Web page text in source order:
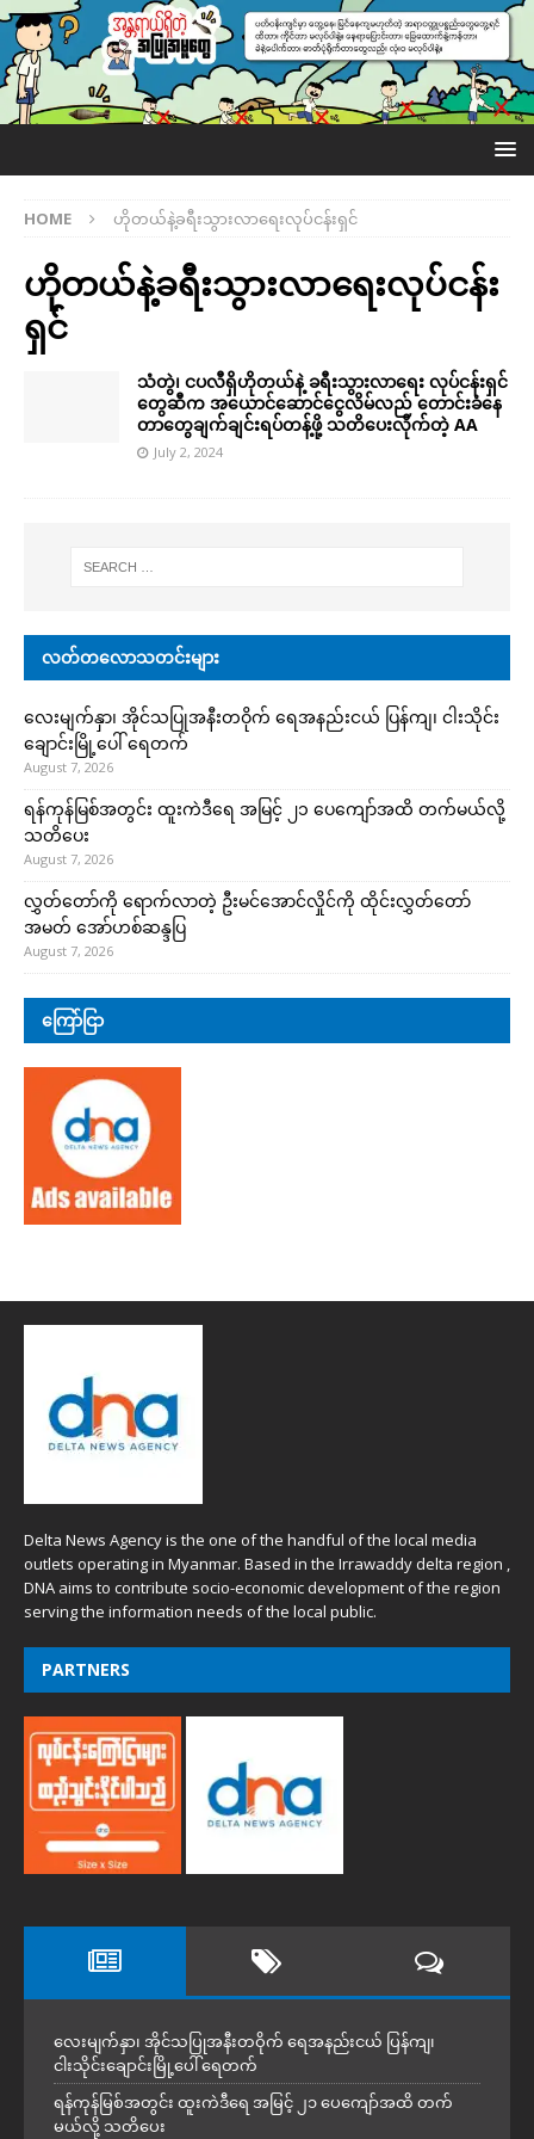
HOME ဟိုတယ်နဲ့ခရီးသွားလာရေးလုပ်ငန်းရှင်
ဟိုတယ်နဲ့ခရီးသွားလာရေးလုပ်ငန်း
ရှင်
သံတွဲ၊ ငပလီရှိဟိုတယ်နဲ့ ခရီးသွားလာရေး လုပ်ငန်းရှင်
တွေဆီက အယောင်ဆောင်ငွေလိမ်လည် တောင်းခံနေ
တာတွေချက်ချင်းရပ်တန့်ဖို့ သတိပေးလိုက်တဲ့ AA
July 2, 2024
လတ်တလောသတင်းများ
လေးမျက်နှာ၊ အိုင်သပြုအနီးတဝိုက် ရေအနည်းငယ် ပြန်ကျ၊ ငါးသိုင်း
ချောင်းမြို့ပေါ် ရေတက်
August 7, 2026
ရန်ကုန်မြစ်အတွင်း ထူးကဲဒီရေ အ​မြင့် ၂၁ ပေကျော်အထိ တက်မယ်လို့
သတိပေး
August 7, 2026
လွှတ်တော်ကို ရောက်လာတဲ့ ဦးမင်အောင်လှိုင်ကို ထိုင်းလွှတ်တော်
အမတ် အော်ဟစ်ဆန္ဒပြ
August 7, 2026
ကြော်ငြာ
Delta News Agency is the one of the handful of the local media
outlets operating in Myanmar. Based in the Irrawaddy delta region ,
DNA aims to contribute socio-economic development of the region
serving the information needs of the local public.
PARTNERS
လေးမျက်နှာ၊ အိုင်သပြုအနီးတဝိုက် ရေအနည်းငယ် ပြန်ကျ၊
ငါးသိုင်းချောင်းမြို့ပေါ် ရေတက်
ရန်ကုန်မြစ်အတွင်း ထူးကဲဒီရေ အ​မြင့် ၂၁ ပေကျော်အထိ တက်
မယ်လို့ သတိပေး